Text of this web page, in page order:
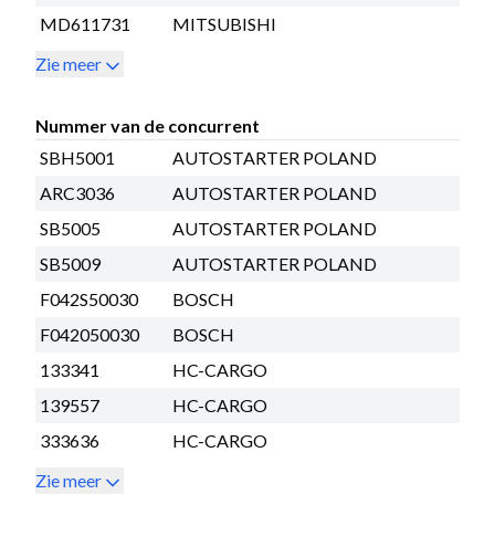
MD611731
MITSUBISHI
Zie meer
Nummer van de concurrent
SBH5001
AUTOSTARTER POLAND
ARC3036
AUTOSTARTER POLAND
SB5005
AUTOSTARTER POLAND
SB5009
AUTOSTARTER POLAND
F042S50030
BOSCH
F042050030
BOSCH
133341
HC-CARGO
139557
HC-CARGO
333636
HC-CARGO
Zie meer